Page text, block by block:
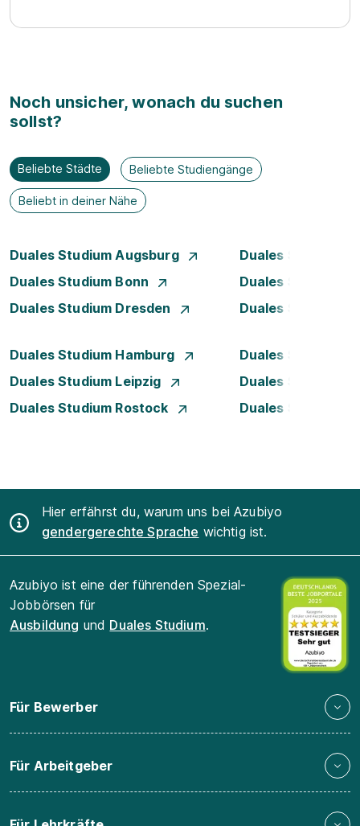
Noch unsicher, wonach du suchen
sollst?
Beliebte Städte Beliebte Studiengänge
Beliebt in deiner Nähe
Duales Studium Augsburg
Duales Studium
Duales Studium Bonn
Duales Studium
Duales Studium Dresden
Duales Studium
Duales Studium Hamburg
Duales Studium
Duales Studium Leipzig
Duales Studium
Duales Studium Rostock
Duales Studium
Hier erfährst du, warum uns bei Azubiyo
gendergerechte Sprache wichtig ist.
Azubiyo ist eine der führenden Spezial-
Jobbörsen für
Ausbildung und Duales Studium.
Für Bewerber
Für Arbeitgeber